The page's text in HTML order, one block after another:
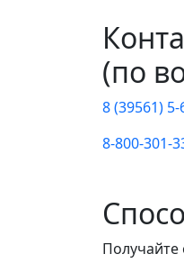
(по
8 (39561) 5-
8-800-301-